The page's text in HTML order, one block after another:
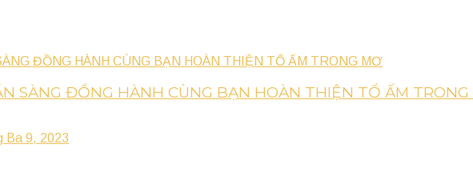
SÀNG ĐỒNG HÀNH CÙNG BẠN HOÀN THIỆN TỔ ẤM
Ba 9, 2023